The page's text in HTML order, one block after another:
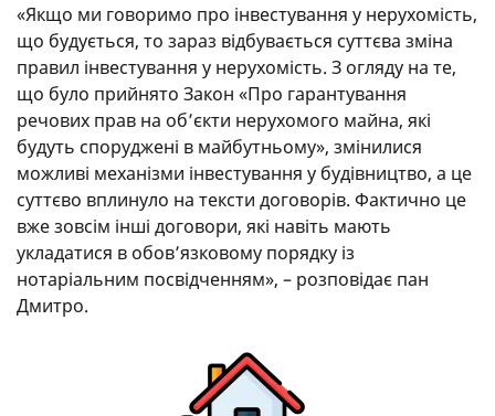
«Якщо ми говоримо про інвестування у нерухомість,
що будується, то зараз відбувається суттєва зміна
правил інвестування у нерухомість. З огляду на те,
що було прийнято Закон «Про гарантування
речових прав на об’єкти нерухомого майна, які
будуть споруджені в майбутньому», змінилися
можливі механізми інвестування у будівництво, а це
суттєво вплинуло на тексти договорів. Фактично це
вже зовсім інші договори, які навіть мають
укладатися в обов’язковому порядку із
нотаріальним посвідченням», – розповідає пан
Дмитро.